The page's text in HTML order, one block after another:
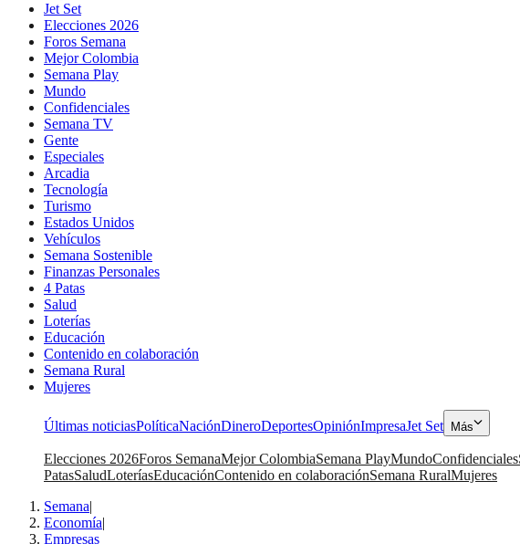
Jet Set
Elecciones 2026
Foros Semana
Mejor Colombia
Semana Play
Mundo
Confidenciales
Semana TV
Gente
Especiales
Arcadia
Tecnología
Turismo
Estados Unidos
Vehículos
Semana Sostenible
Finanzas Personales
4 Patas
Salud
Loterías
Educación
Contenido en colaboración
Semana Rural
Mujeres
Últimas noticiasPolíticaNaciónDineroDeportesOpiniónImpresaJet Set Más
Elecciones 2026Foros SemanaMejor ColombiaSemana PlayMundoConfidenciales
PatasSaludLoteríasEducaciónContenido en colaboraciónSemana RuralMujeres
Semana|
Economía|
Empresas